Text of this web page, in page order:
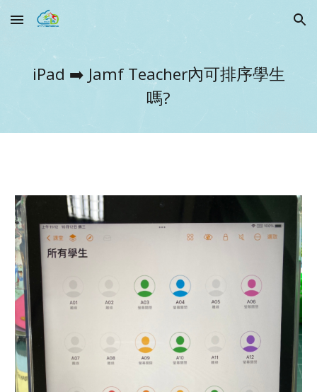
Skip to main content Skip to navigation
iPad ➡️ Jamf Teacher內可排序學生
嗎?